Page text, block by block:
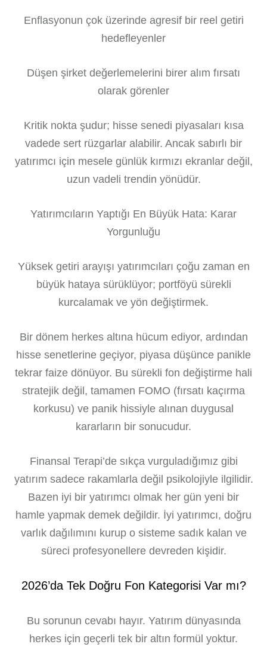
Enflasyonun çok üzerinde agresif bir reel getiri
hedefleyenler
Düşen şirket değerlemelerini birer alım fırsatı
olarak görenler
Kritik nokta şudur; hisse senedi piyasaları kısa
vadede sert rüzgarlar alabilir. Ancak sabırlı bir
yatırımcı için mesele günlük kırmızı ekranlar değil,
uzun vadeli trendin yönüdür.
Yatırımcıların Yaptığı En Büyük Hata: Karar
Yorgunluğu
Yüksek getiri arayışı yatırımcıları çoğu zaman en
büyük hataya sürüklüyor; portföyü sürekli
kurcalamak ve yön değiştirmek.
Bir dönem herkes altına hücum ediyor, ardından
hisse senetlerine geçiyor, piyasa düşünce panikle
tekrar faize dönüyor. Bu sürekli fon değiştirme hali
stratejik değil, tamamen FOMO (fırsatı kaçırma
korkusu) ve panik hissiyle alınan duygusal
kararların bir sonucudur.
Finansal Terapi’de sıkça vurguladığımız gibi
yatırım sadece rakamlarla değil psikolojiyle ilgilidir.
Bazen iyi bir yatırımcı olmak her gün yeni bir
hamle yapmak demek değildir. İyi yatırımcı, doğru
varlık dağılımını kurup o sisteme sadık kalan ve
süreci profesyonellere devreden kişidir.
2026’da Tek Doğru Fon Kategorisi Var mı?
Bu sorunun cevabı hayır. Yatırım dünyasında
herkes için geçerli tek bir altın formül yoktur.